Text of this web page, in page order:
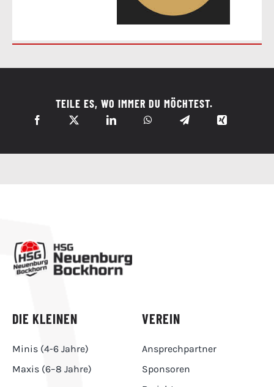
TEILE ES, WO IMMER DU MÖCHTEST.
DIE KLEINEN
Minis (4-6 Jahre)
Maxis (6–8 Jahre)
VEREIN
Ansprechpartner
Sponsoren